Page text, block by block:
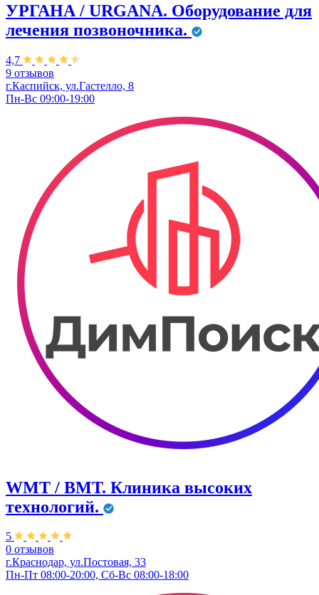
УРГАНА / URGANA. Оборудование для
лечения позвоночника.
4,7
9 отзывов
г.Каспийск, ул.Гастелло, 8
Пн-Вс 09:00-19:00
WMT / ВМТ. Клиника высоких
технологий.
5
0 отзывов
г.Краснодар, ул.​Постовая, 33
Пн-Пт 08:00-20:00, Сб-Вс 08:00-18:00